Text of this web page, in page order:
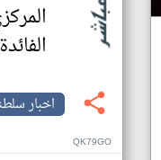
الفائدة
اخبار
QK79GO